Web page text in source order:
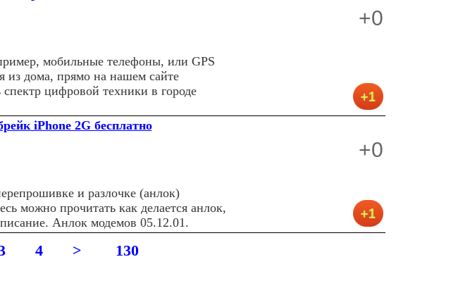
+0
мобильные телефоны, или GPS
из дома, прямо на нашем сайте
цифровой техники в городе
iPhone 2G бесплатно
+0
и разлочке (анлок)
можно прочитать как делается анлок,
Анлок модемов 05.12.01.
4 > 130